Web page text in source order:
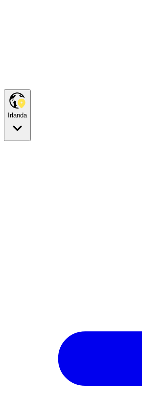
Irlanda